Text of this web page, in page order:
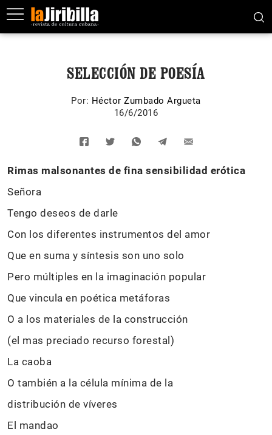
SELECCIÓN DE POESÍA
Por: Héctor Zumbado Argueta
16/6/2016
Rimas malsonantes de fina sensibilidad erótica
Señora
Tengo deseos de darle
Con los diferentes instrumentos del amor
Que en suma y síntesis son uno solo
Pero múltiples en la imaginación popular
Que vincula en poética metáforas
O a los materiales de la construcción
(el mas preciado recurso forestal)
La caoba
O también a la célula mínima de la
distribución de víveres
El mandao